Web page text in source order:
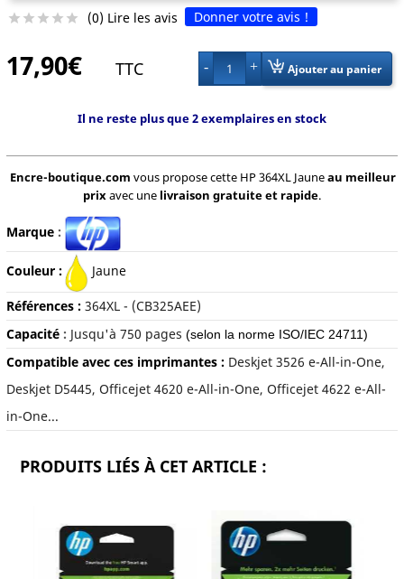
     (0) Lire les avis Donner votre avis !
17,90€ TTC 1 Ajouter au panier
Il ne reste plus que 2 exemplaires en stock
Encre-boutique.com vous propose cette HP 364XL Jauneau meilleur
prixavec une livraison gratuite et rapide.
Marque:
Couleur : Jaune
Références : 364XL - (CB325AEE)
Capacité: Jusqu'à 750 pages (selon la norme ISO/IEC 24711)
Compatible avec ces imprimantes : Deskjet 3526 e-All-in-One,
Deskjet D5445, Officejet 4620 e-All-in-One, Officejet 4622 e-All-
in-One...
PRODUITS LIÉS À CET ARTICLE :